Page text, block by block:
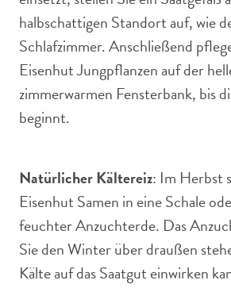
halbschattigen Standort auf, wie
Schlafzimmer. Anschließend
Eisenhut Jungpflanzen auf der
zimmerwarmen Fensterbank, bis
beginnt.
Natürlicher Kältereiz: Im Herbst
Eisenhut Samen in eine Schale
feuchter Anzuchterde. Das
Sie den Winter über draußen
Kälte auf das Saatgut einwirken